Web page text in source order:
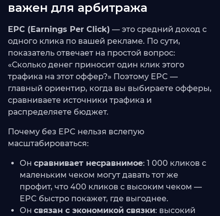
важен для арбитража
EPC (Earnings Per Click) — это средний доход с
одного клика по вашей рекламе. По сути,
показатель отвечает на простой вопрос:
«Сколько денег приносит один клик этого
трафика на этот оффер?» Поэтому EPC —
главный ориентир, когда вы выбираете офферы,
сравниваете источники трафика и
распределяете бюджет.
Почему без EPC нельзя вслепую
масштабироваться:
Он сравнивает несравнимое: 1 000 кликов с
маленьким чеком могут давать тот же
профит, что 400 кликов с высоким чеком —
EPC быстро покажет, где выгоднее.
Он связан с экономикой связки: высокий